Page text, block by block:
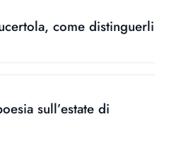
come distinguerli
sull’estate di